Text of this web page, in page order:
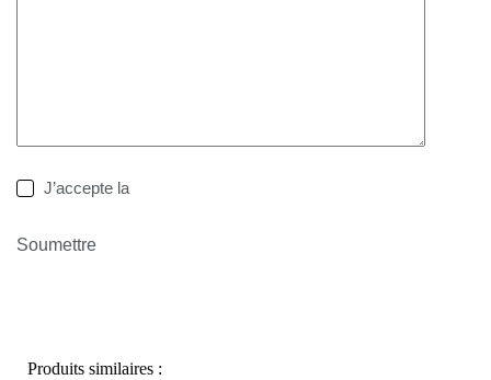
J’accepte la
Soumettre
Produits similaires :